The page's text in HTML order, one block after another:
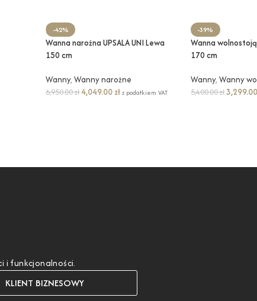
-42%
Wanna narożna UPSALA UNI Lewa
150 cm
Wanny, Wanny narożne
6,950.00zł4,049.00 zł z podatkiem VAT
-39%
Wanna
170 cm
Wanny, Wanny
5,400.00zł
funkcjonalności.
KLIENT BIZNESOWY